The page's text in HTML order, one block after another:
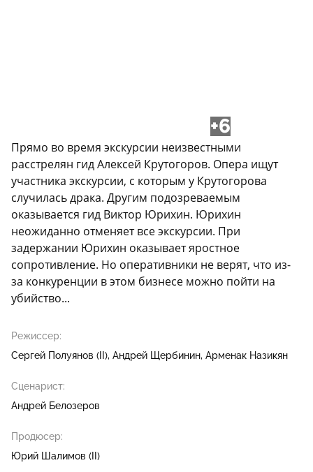
+6
Прямо во время экскурсии неизвестными
расстрелян гид Алексей Крутогоров. Опера ищут
участника экскурсии, с которым у Крутогорова
случилась драка. Другим подозреваемым
оказывается гид Виктор Юрихин. Юрихин
неожиданно отменяет все экскурсии. При
задержании Юрихин оказывает яростное
сопротивление. Но оперативники не верят, что из-
за конкуренции в этом бизнесе можно пойти на
убийство...
Режиссер:
Сергей Полуянов (II) Андрей Щербинин Арменак Назикян
Сценарист:
Андрей Белозеров
Продюсер:
Юрий Шалимов (II)